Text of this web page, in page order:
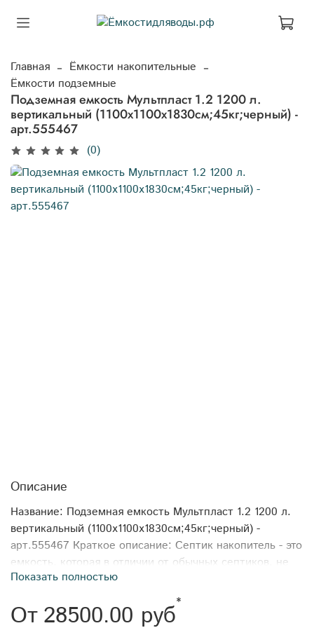
Главная
Ёмкости накопительные
Ёмкости подземные
Подземная емкость Мультпласт 1.2 1200 л.
вертикальный (1100x1100x1830см;45кг;черный) -
арт.555467
(0)
Описание
Название: Подземная емкость Мультпласт 1.2 1200 л.
вертикальный (1100x1100x1830см;45кг;черный) -
арт.555467 Краткое описание: Септик накопитель - это
емкость, которая в отличии от обычных септиков, не
имеет выходной трубы, и все стоки поступающие из
дома сохраняются внутри накопителя. Как правило,
такие септики устанавливают в случаях, когда
Показать полностью
От28500.00 руб*